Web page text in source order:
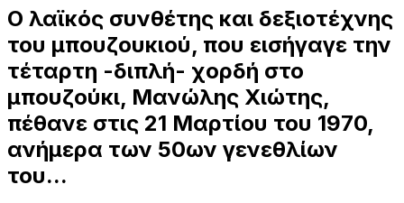
Ο λαϊκός συνθέτης και δεξιοτέχνης
του μπουζουκιού, που εισήγαγε την
τέταρτη -διπλή- χορδή στο
μπουζούκι, Μανώλης Χιώτης,
πέθανε στις 21 Μαρτίου του 1970,
ανήμερα των 50ων γενεθλίων
του...